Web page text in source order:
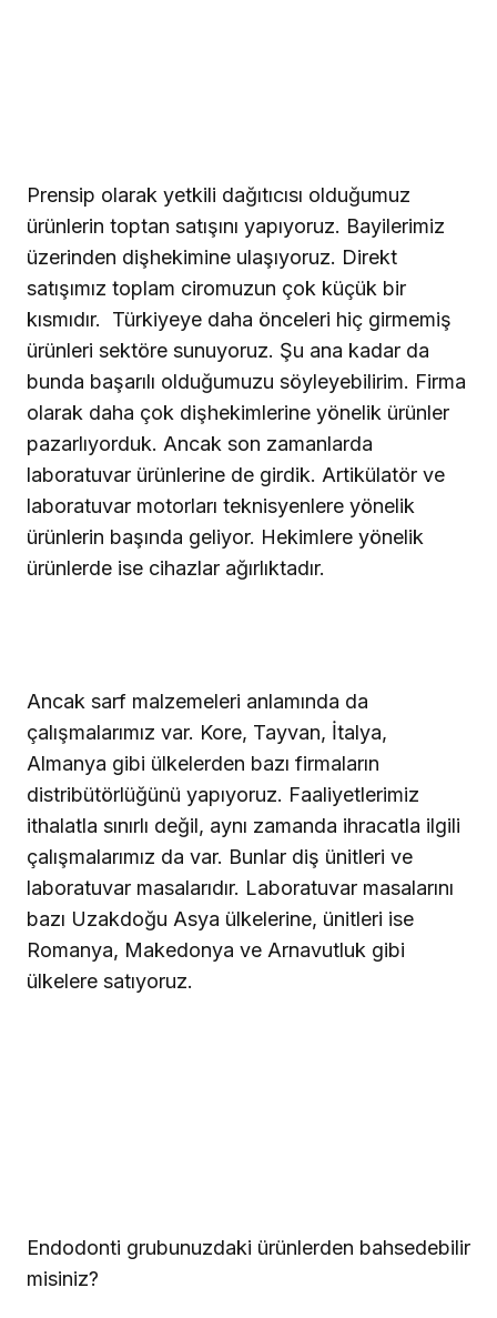
Prensip olarak yetkili dağıtıcısı olduğumuz
ürünlerin toptan satışını yapıyoruz. Bayilerimiz
üzerinden dişhekimine ulaşıyoruz. Direkt
satışımız toplam ciromuzun çok küçük bir
kısmıdır.
Türkiyeye daha önceleri hiç girmemiş
ürünleri sektöre sunuyoruz. Şu ana kadar da
bunda başarılı olduğumuzu söyleyebilirim. Firma
olarak daha çok dişhekimlerine yönelik ürünler
pazarlıyorduk. Ancak son zamanlarda
laboratuvar ürünlerine de girdik. Artikülatör ve
laboratuvar motorları teknisyenlere yönelik
ürünlerin başında geliyor. Hekimlere yönelik
ürünlerde ise cihazlar ağırlıktadır.
Ancak sarf malzemeleri anlamında da
çalışmalarımız var. Kore, Tayvan, İtalya,
Almanya gibi ülkelerden bazı firmaların
distribütörlüğünü yapıyoruz. Faaliyetlerimiz
ithalatla sınırlı değil, aynı zamanda ihracatla ilgili
çalışmalarımız da var. Bunlar diş ünitleri ve
laboratuvar masalarıdır. Laboratuvar masalarını
bazı Uzakdoğu Asya ülkelerine, ünitleri ise
Romanya, Makedonya ve Arnavutluk gibi
ülkelere satıyoruz.
Endodonti grubunuzdaki ürünlerden bahsedebilir
misiniz?